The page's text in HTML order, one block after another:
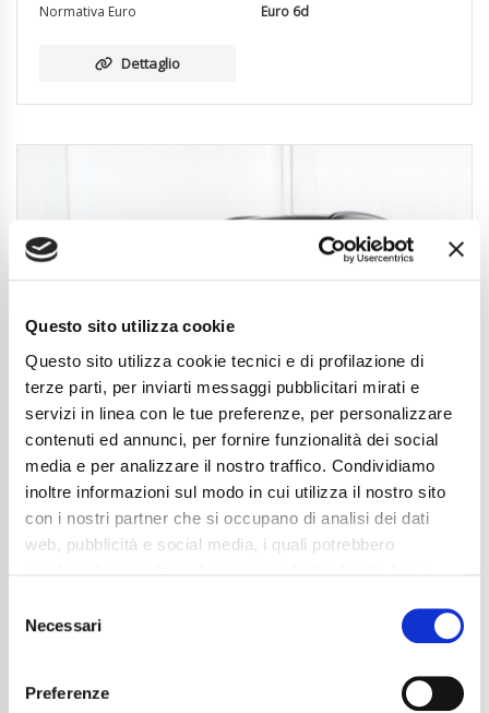
Questo sito utilizza cookie
Questo sito utilizza cookie tecnici e di profilazione di
terze parti, per inviarti messaggi pubblicitari mirati e
servizi in linea con le tue preferenze, per personalizzare
contenuti ed annunci, per fornire funzionalità dei social
media e per analizzare il nostro traffico. Condividiamo
inoltre informazioni sul modo in cui utilizza il nostro sito
con i nostri partner che si occupano di analisi dei dati
web, pubblicità e social media, i quali potrebbero
mera chiusura del banner non comporta l’accettazione
Selection
Necessari
Preferenze
Normativa Euro
Euro 6d
Dettaglio
Mercedes-Benz GLC 200 4Matic Mild Hybrid AMG
Line Advanced Plus
Chilometraggio
Normativa Euro